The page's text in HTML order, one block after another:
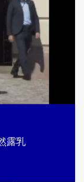
露乳